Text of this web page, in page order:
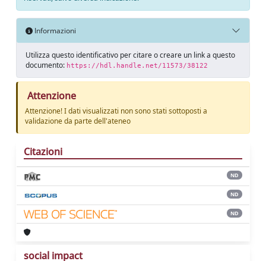
Informazioni
Utilizza questo identificativo per citare o creare un link a questo
documento: https://hdl.handle.net/11573/38122
Attenzione
Attenzione! I dati visualizzati non sono stati sottoposti a
validazione da parte dell'ateneo
Citazioni
ND
ND
ND
social impact